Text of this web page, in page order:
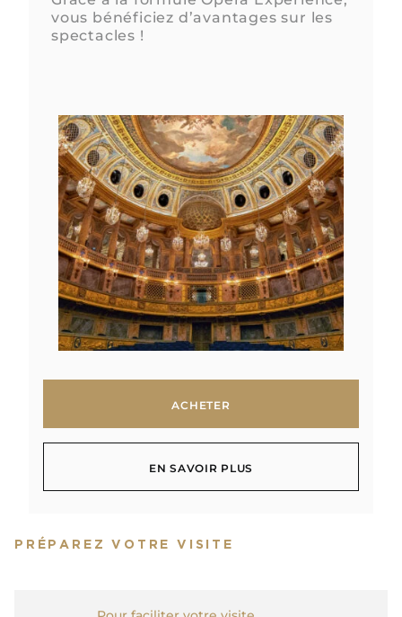
PRÉPAREZ VOTRE VISITE
vous bénéficiez d’avantages sur les
spectacles !
ACHETER
EN SAVOIR PLUS